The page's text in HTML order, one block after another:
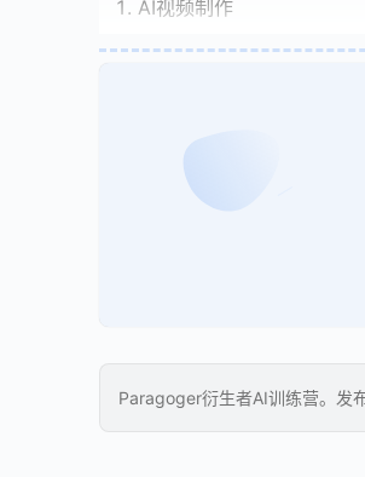
AI视频制作
Paragoger衍生者AI训练营。发